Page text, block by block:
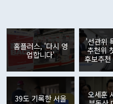
아 블라디보스토크에서 열리
원에서 (참석을) 검토하고 있
외교부의 몫"이라며 "아직 거
장관이 이날 소개한 대북 구상
에서 문제가 있다. 특히 주적
, 4자회담 추진 등은 통일부
적이 나오고 있다. 이 대통령
무보고에 발표했다고 승인난
3월(369억9000만달러)을 넘어
투자가 80억1000만달러, 외국
다. 증권투자에서는 외국인의
내 주식 투자는 차익실현 매도
전월(-310억5000만달러)에 이
외국인의 국내 채권투자는 세
기도래 영향으로 증가 폭이 줄
의 해외 증권투자는 주식을 중
홈플러스, '다시 영
업합니다'
'선관위
추천위
후보추
39도 기록한 서울
오세훈